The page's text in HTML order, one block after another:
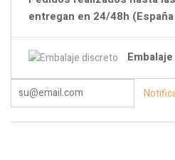
entregan en 24/48h